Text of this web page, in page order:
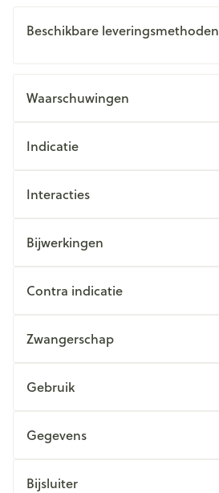
Beschikbare leveringsmethoden
Waarschuwingen
Indicatie
Interacties
Bijwerkingen
Contra indicatie
Zwangerschap
Gebruik
Gegevens
Bijsluiter